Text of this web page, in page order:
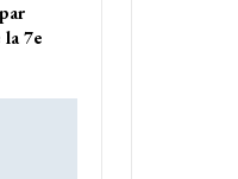
7e